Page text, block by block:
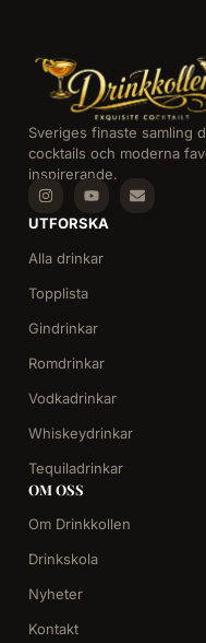
Sveriges finaste samling
cocktails och moderna
inspirerande.
UTFORSKA
Alla drinkar
Topplista
Gindrinkar
Romdrinkar
Vodkadrinkar
Whiskeydrinkar
Tequiladrinkar
OM OSS
Om Drinkkollen
Drinkskola
Nyheter
Kontakt